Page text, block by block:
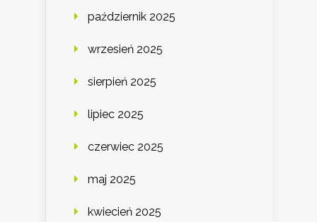
październik 2025
wrzesień 2025
sierpień 2025
lipiec 2025
czerwiec 2025
maj 2025
kwiecień 2025